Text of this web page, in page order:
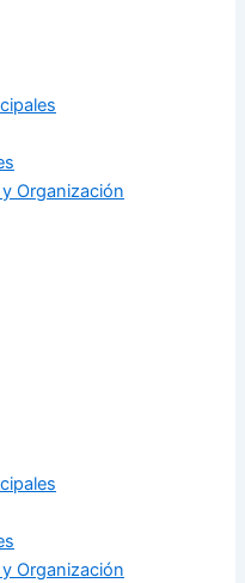
Organización
Organización